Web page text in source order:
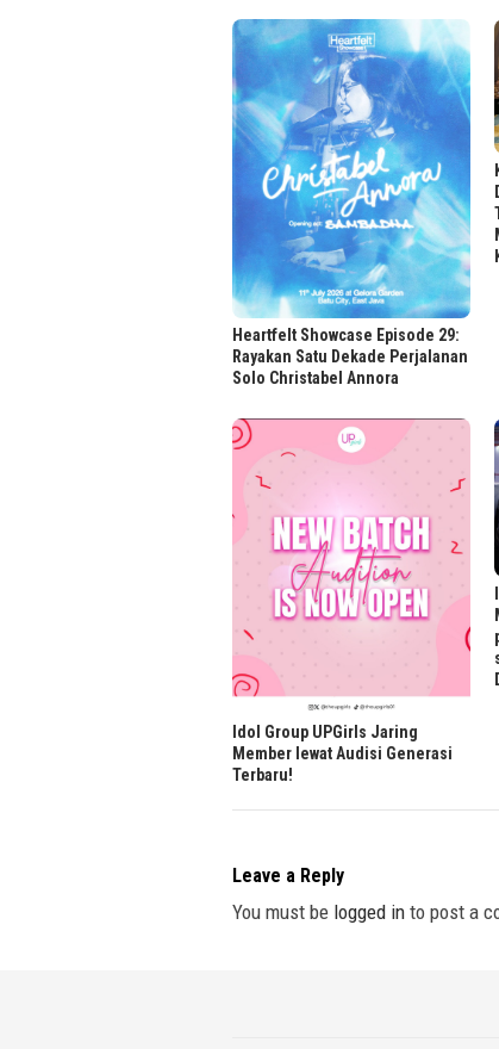
Heartfelt Showcase Episode 29:
Rayakan Satu Dekade Perjalanan
Solo Christabel Annora
Idol Group UPGirls Jaring
Member lewat Audisi Generasi
Terbaru!
Leave a Reply
You must be logged in to post a